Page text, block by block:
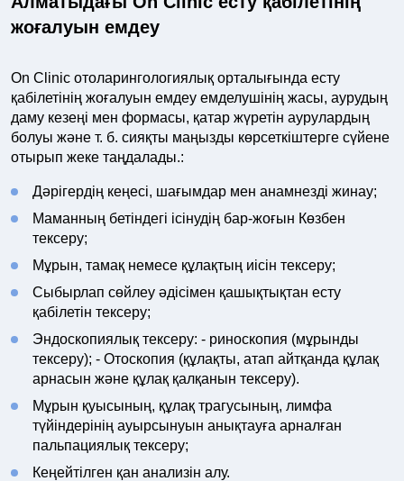
жоғалуын емдеу
On Clinic отоларингологиялық орталығында есту
қабілетінің жоғалуын емдеу емделушінің жасы, аурудың
даму кезеңі мен формасы, қатар жүретін аурулардың
болуы және т. б. сияқты маңызды көрсеткіштерге сүйене
отырып жеке таңдалады.:
Дәрігердің кеңесі, шағымдар мен анамнезді жинау;
Маманның бетіндегі ісінудің бар-жоғын Көзбен
тексеру;
Мұрын, тамақ немесе құлақтың иісін тексеру;
Сыбырлап сөйлеу әдісімен қашықтықтан есту
қабілетін тексеру;
Эндоскопиялық тексеру: - риноскопия (мұрынды
тексеру); - Отоскопия (құлақты, атап айтқанда құлақ
арнасын және құлақ қалқанын тексеру).
Мұрын қуысының, құлақ трагусының, лимфа
түйіндерінің ауырсынуын анықтауға арналған
пальпациялық тексеру;
Кеңейтілген қан анализін алу.